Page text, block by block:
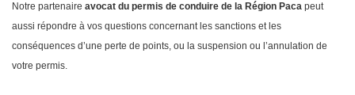
Notre partenaire avocat du permis de conduire de la Région Paca peut
aussi répondre à vos questions concernant les sanctions et les
conséquences d’une perte de points, ou la suspension ou l’annulation de
votre permis.